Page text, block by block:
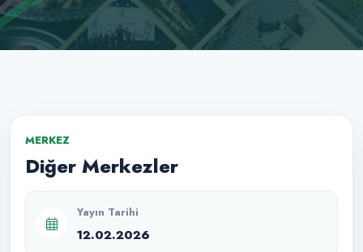
MERKEZ
Diğer Merkezler
Yayın Tarihi
12.02.2026